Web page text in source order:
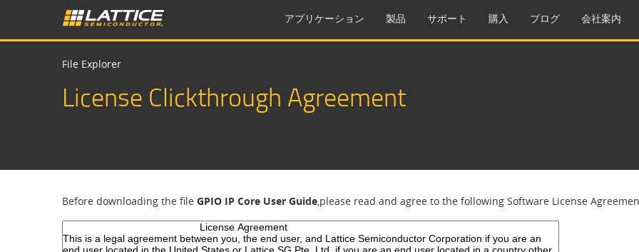
アプリケーション 製品 サポート 購入 ブログ 会社案内
File Explorer
License Clickthrough Agreement
Before downloading the file GPIO IP Core User Guide,please read and agree to the following Software License